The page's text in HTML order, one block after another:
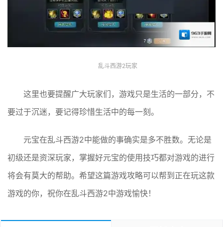
乱斗西游2玩家
这里也要提醒广大玩家们，游戏只是生活的一部分，不
要过于沉迷，要记得珍惜生活中的每一刻。
元宝在乱斗西游2中能做的事确实是多不胜数。无论是
初级还是资深玩家，掌握好元宝的使用技巧都对游戏的进行
将会有莫大的帮助。希望这篇游戏攻略可以帮到正在玩这款
游戏的你，祝你在乱斗西游2中游戏愉快！